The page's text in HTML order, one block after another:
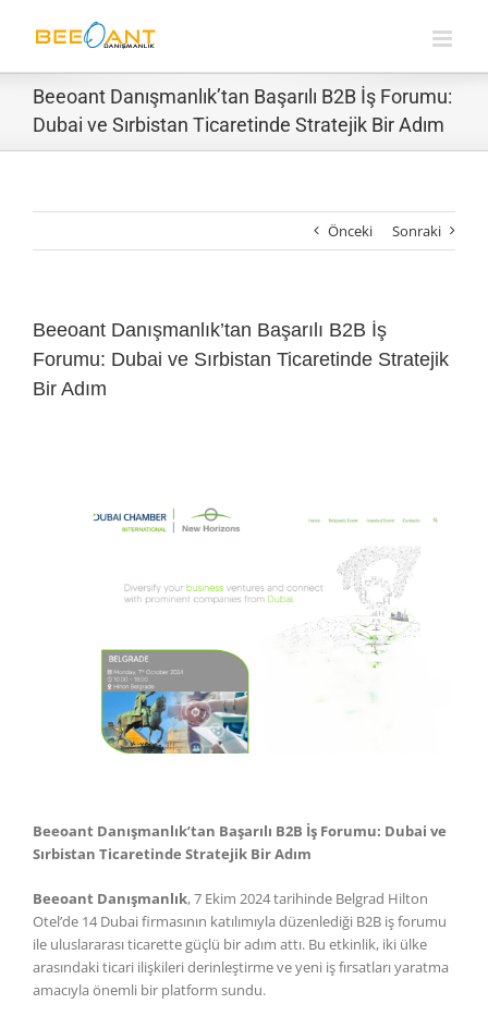
Beeoant Danışmanlık’tan Başarılı B2B İş Forumu:
Dubai ve Sırbistan Ticaretinde Stratejik Bir Adım
Önceki Sonraki
Beeoant Danışmanlık’tan Başarılı B2B İş
Forumu: Dubai ve Sırbistan Ticaretinde Stratejik
Bir Adım
Beeoant Danışmanlık’tan Başarılı B2B İş Forumu: Dubai ve
Sırbistan Ticaretinde Stratejik Bir Adım
Beeoant Danışmanlık, 7 Ekim 2024 tarihinde Belgrad Hilton
Otel’de 14 Dubai firmasının katılımıyla düzenlediği B2B iş forumu
ile uluslararası ticarette güçlü bir adım attı. Bu etkinlik, iki ülke
arasındaki ticari ilişkileri derinleştirme ve yeni iş fırsatları yaratma
amacıyla önemli bir platform sundu.